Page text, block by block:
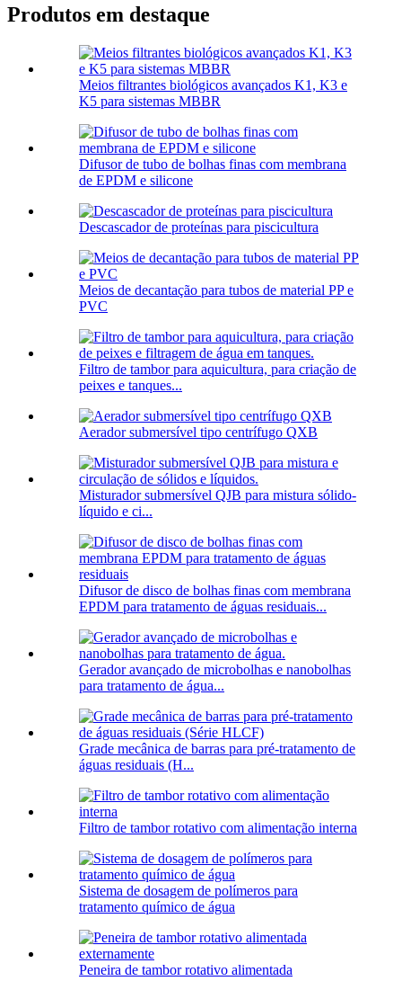
Produtos em destaque
Meios filtrantes biológicos avançados K1, K3 e
K5 para sistemas MBBR
Difusor de tubo de bolhas finas com membrana
de EPDM e silicone
Descascador de proteínas para piscicultura
Meios de decantação para tubos de material PP e
PVC
Filtro de tambor para aquicultura, para criação de
peixes e tanques...
Aerador submersível tipo centrífugo QXB
Misturador submersível QJB para mistura sólido-
líquido e ci...
Difusor de disco de bolhas finas com membrana
EPDM para tratamento de águas residuais...
Gerador avançado de microbolhas e nanobolhas
para tratamento de água...
Grade mecânica de barras para pré-tratamento de
águas residuais (H...
Filtro de tambor rotativo com alimentação interna
Sistema de dosagem de polímeros para
tratamento químico de água
Peneira de tambor rotativo alimentada